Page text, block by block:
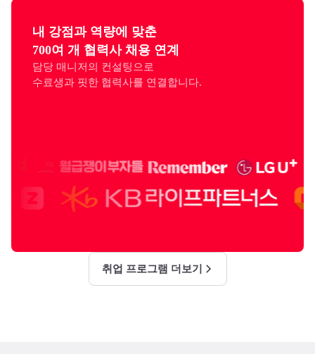
내 강점과 역량에 맞춘
700여 개 협력사 채용 연계
담당 매니저의 컨설팅으로
수료생과 핏한 협력사를 연결합니다.
취업 프로그램 더보기